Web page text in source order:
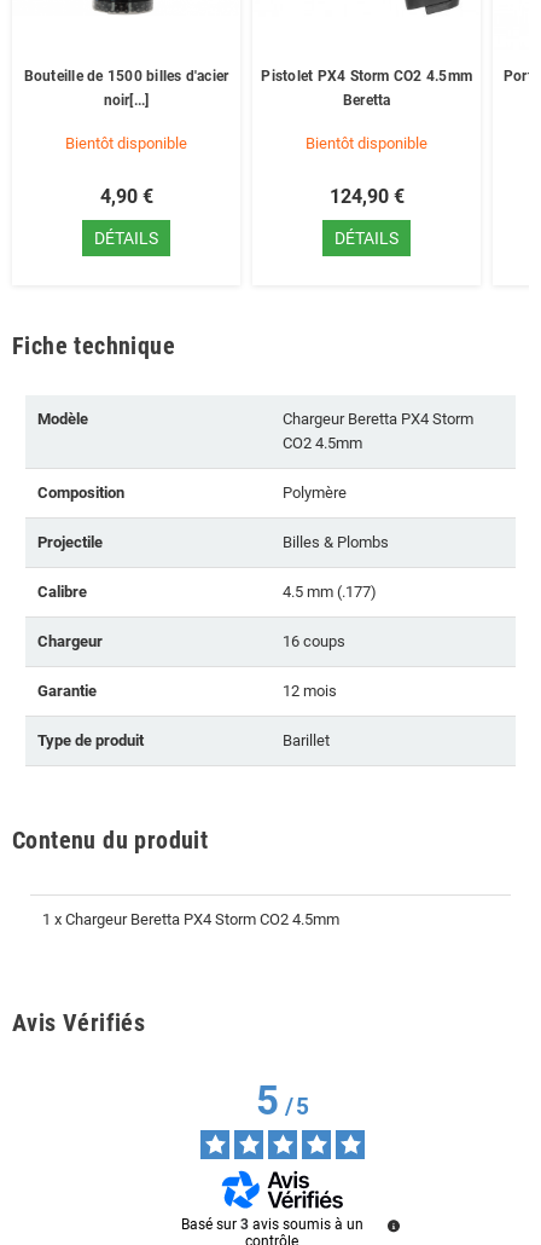
Bouteille de 1500 billes d'acier
noir[...]
Bientôt disponible
4,90 €
DÉTAILS
Pistolet PX4 Storm CO2 4.5mm
Beretta
Bientôt disponible
124,90 €
DÉTAILS
Fiche technique
Modèle
Chargeur Beretta PX4 Storm
CO2 4.5mm
Composition Polymère
Projectile Billes & Plombs
Calibre 4.5 mm (.177)
Chargeur 16 coups
Garantie 12 mois
Type de produit Barillet
Contenu du produit
1 x Chargeur Beretta PX4 Storm CO2 4.5mm
Avis Vérifiés
5/5
Basé sur 3 avis soumis à un
contrôle